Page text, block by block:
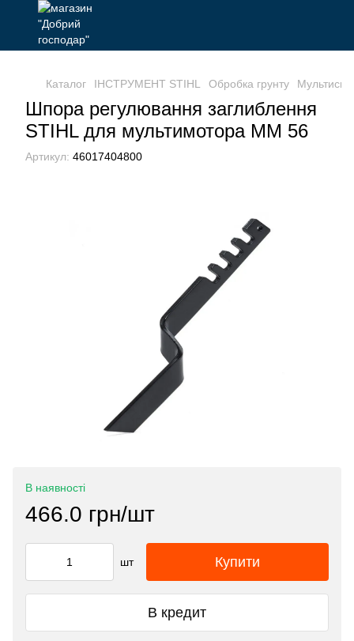
Каталог ІНСТРУМЕНТ STIHL Обробка грунту
Шпора регулювання заглиблення
STIHL для мультимотора ММ 56
Артикул: 46017404800
В наявності
466.0 грн/шт
шт Купити
В кредит